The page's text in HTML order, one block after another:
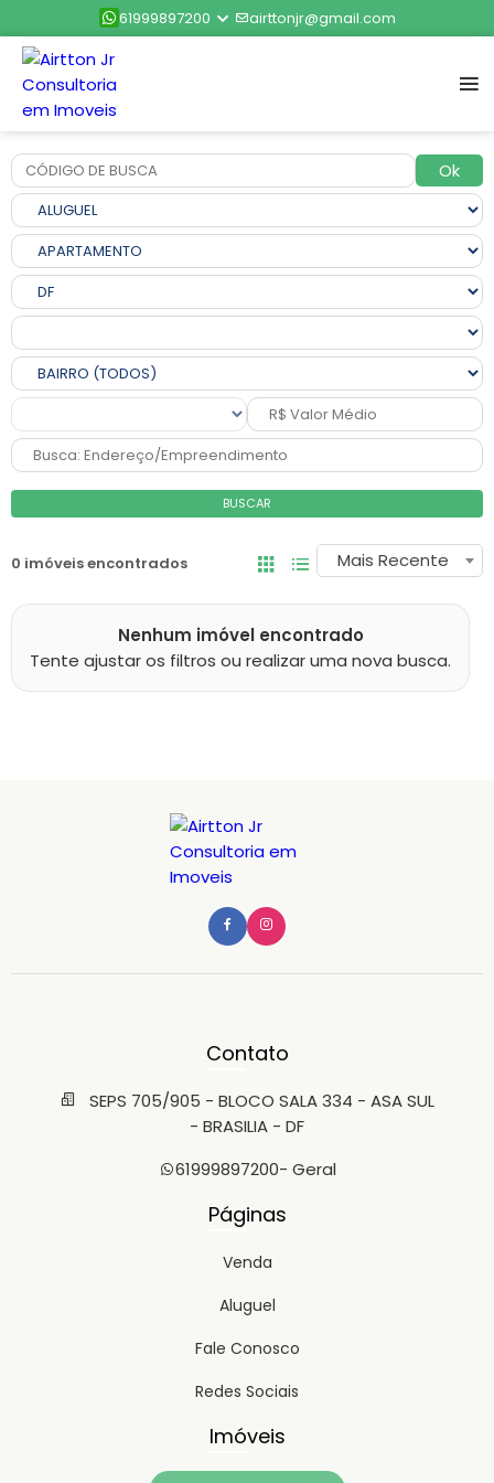
61999897200 airttonjr@gmail.com
Ok
BUSCAR
0 imóveis encontrados Mais Recente
Nenhum imóvel encontrado
Tente ajustar os filtros ou realizar uma nova busca.
Contato
SEPS 705/905 - BLOCO SALA 334 - ASA SUL
- BRASILIA - DF
61999897200- Geral
Páginas
Venda
Aluguel
Fale Conosco
Redes Sociais
Imóveis